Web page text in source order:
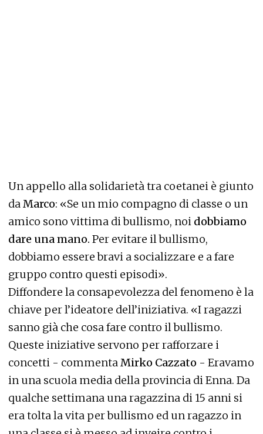
Un appello alla solidarietà tra coetanei è giunto
daMarco: «Se un mio compagno di classe o un
amico sono vittima di bullismo, noi dobbiamo
dare una mano. Per evitare il bullismo,
dobbiamo essere bravi a socializzare e a fare
gruppo contro questi episodi».
Diffondere la consapevolezza del fenomeno è la
chiave per l’ideatore dell’iniziativa. «I ragazzi
sanno già che cosa fare contro il bullismo.
Queste iniziative servono per rafforzare i
concetti - commentaMirko Cazzato - Eravamo
in una scuola media della provincia di Enna. Da
qualche settimana una ragazzina di 15 anni si
era tolta la vita per bullismo ed un ragazzo in